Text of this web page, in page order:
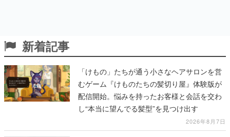
新着記事
「けもの」たちが通う小さなヘアサロンを営
むゲーム『けものたちの髪切り屋』体験版が
配信開始。悩みを持ったお客様と会話を交わ
し“本当に望んでる髪型”を見つけ出す
2026年8月7日